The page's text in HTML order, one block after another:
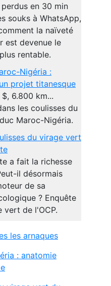
en 30 min
souks à WhatsApp,
la naïveté
est devenue le
rentable.
Nigéria :
projet titanesque
6.800 km...
les coulisses du
Maroc-Nigéria.
du virage vert
a fait la richesse
il désormais
de sa
? Enquête
vert de l'OCP.
les arnaques
: anatomie